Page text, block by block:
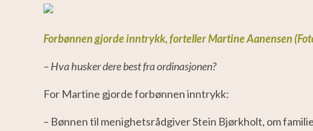
Forbønnen gjorde inntrykk, forteller Martine Aanensen
– Hva husker dere best fra ordinasjonen?
For Martine gjorde forbønnen inntrykk:
– Bønnen til menighetsrådgiver Stein Bjørkholt, om